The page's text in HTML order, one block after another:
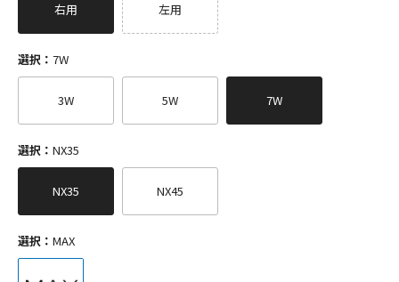
右用 左用
選択： 7W
3W 5W 7W
選択： NX35
NX35 NX45
選択： MAX